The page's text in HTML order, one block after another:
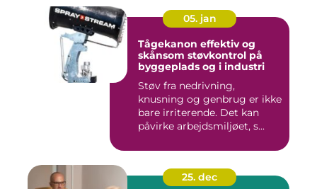
05. jan
Tågekanon effektiv og
skånsom støvkontrol på
byggeplads og i industri
Støv fra nedrivning,
knusning og genbrug er ikke
bare irriterende. Det kan
påvirke arbejdsmiljøet, s...
25. dec